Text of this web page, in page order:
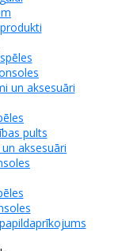
un aksesuāri
pults
aksesuāri